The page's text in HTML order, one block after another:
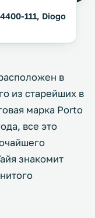
111, Diogo
в
из старейших в
марка Porto
все это
знакомит